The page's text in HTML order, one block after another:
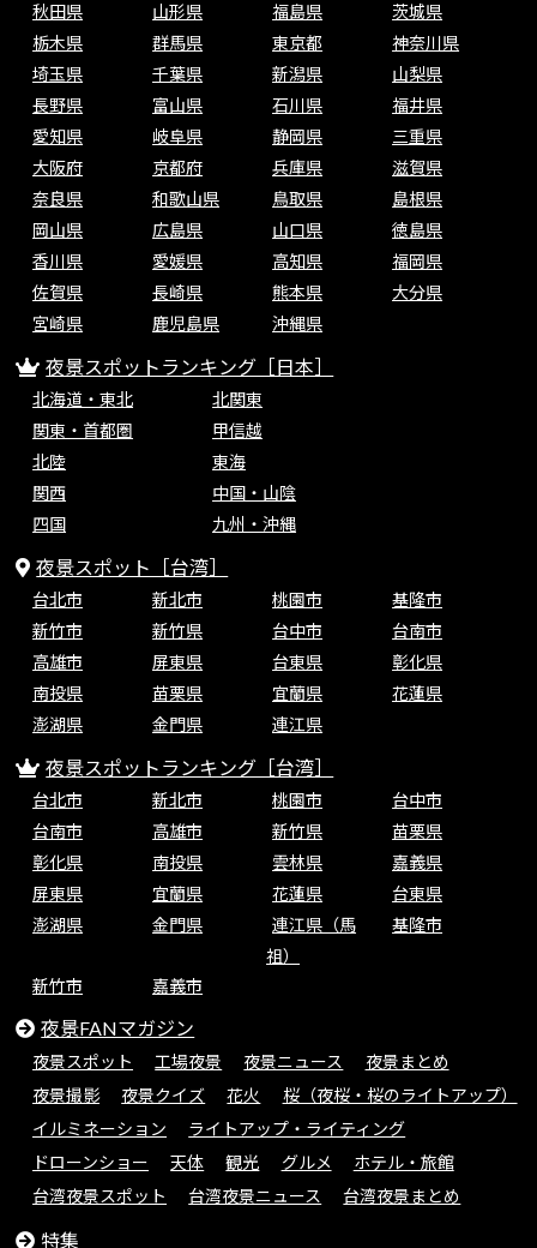
秋田県
山形県 福島県
茨城県
栃木県
群馬県 東京都
神奈川県
埼玉県
千葉県 新潟県
山梨県
長野県
富山県 石川県
福井県
愛知県
岐阜県 静岡県
三重県
大阪府
京都府 兵庫県
滋賀県
奈良県
和歌山県 鳥取県
島根県
岡山県
広島県 山口県
徳島県
香川県
愛媛県 高知県
福岡県
佐賀県
長崎県 熊本県
大分県
宮崎県
鹿児島県 沖縄県
夜景スポットランキング［日本］
北海道・東北
北関東
関東・首都圏
甲信越
北陸
東海
関西
中国・山陰
四国
九州・沖縄
夜景スポット［台湾］
台北市 新北市 桃園市
基隆市
新竹市
新竹県 台中市
台南市
高雄市
屏東県 台東県
彰化県
南投県
苗栗県 宜蘭県
花蓮県
澎湖県
金門県 連江県
夜景スポットランキング［台湾］
台北市 新北市 桃園市
台中市
台南市
高雄市 新竹県
苗栗県
彰化県
南投県 雲林県
嘉義県
屏東県
宜蘭県 花蓮県
台東県
澎湖県
金門県
連江県（馬
祖）
基隆市
新竹市 嘉義市
夜景FANマガジン
夜景スポット 工場夜景 夜景ニュース
夜景まとめ
夜景撮影
夜景クイズ 花火
桜（夜桜・桜のライトアップ）
イルミネーション
ライトアップ・ライティング
ドローンショー
天体 観光 グルメ
ホテル・旅館
台湾夜景スポット
台湾夜景ニュース 台湾夜景まとめ
特集